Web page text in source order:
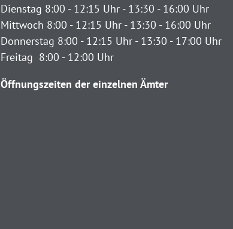
Dienstag 8:00 - 12:15 Uhr - 13:30 - 16:00 Uhr
Mittwoch 8:00 - 12:15 Uhr - 13:30 - 16:00 Uhr
Donnerstag 8:00 - 12:15 Uhr - 13:30 - 17:00 Uhr
Freitag 8:00 - 12:00 Uhr
Öffnungszeiten der einzelnen Ämter